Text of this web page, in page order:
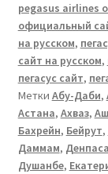
pegasus airlines
официальный
на русском,
сайт на русском,
пегасус сайт,
Метки Абу-Даби,
Астана, Ахваз,
Бахрейн, Бейрут,
Даммам,
Душанбе,